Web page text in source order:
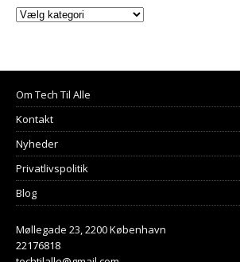
Om Tech Til Alle
Kontakt
Nyheder
Privatlivspolitik
Blog
Møllegade 23, 2200 København
22176818